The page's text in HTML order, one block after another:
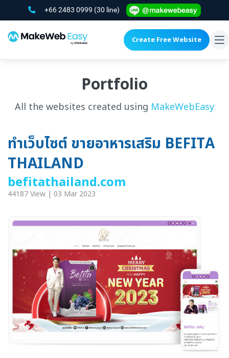
+66 2483 0999 (30 line)
Create Free Website
Portfolio
All the websites created using MakeWebEasy
ทำเว็บไซต์ ขายอาหารเสริม BEFITA
THAILAND
befitathailand.com
44187 View | 03 Mar 2023